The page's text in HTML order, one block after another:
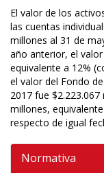
El valor de los
las cuentas
millones al 31 de
año anterior, el
equivalente a 12%
el valor del Fondo
2017 fue
millones,
respecto de igual
Normativa